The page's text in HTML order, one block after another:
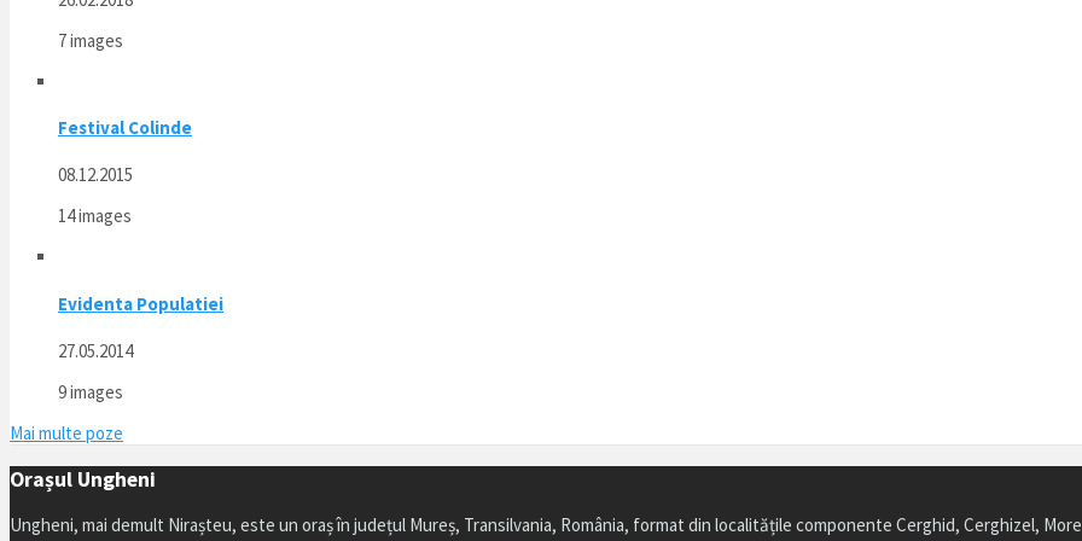
7 images
Festival Colinde
08.12.2015
14 images
Evidenta Populatiei
27.05.2014
9 images
Mai multe poze
Orașul Ungheni
Ungheni, mai demult Nirașteu, este un oraș în județul Mureș, Transilvania, România, format din localitățile componente Cerghid, Cerghizel,